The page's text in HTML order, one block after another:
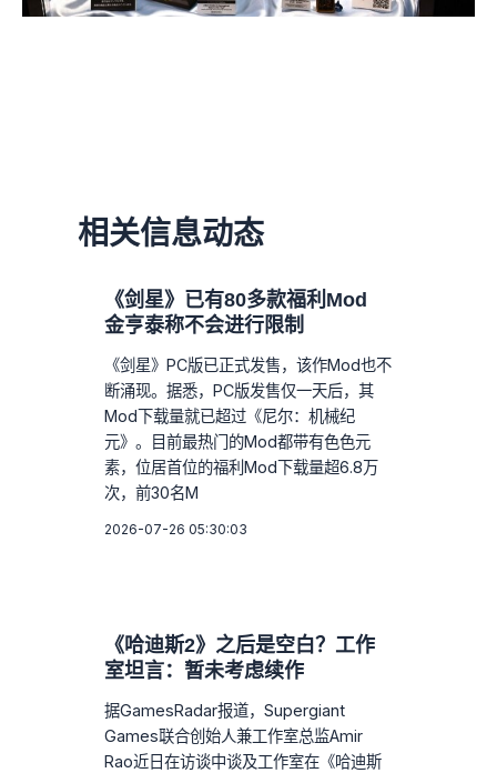
相关信息动态
《剑星》已有80多款福利Mod
金亨泰称不会进行限制
《剑星》PC版已正式发售，该作Mod也不
断涌现。据悉，PC版发售仅一天后，其
Mod下载量就已超过《尼尔：机械纪
元》。目前最热门的Mod都带有色色元
素，位居首位的福利Mod下载量超6.8万
次，前30名M
2026-07-26 05:30:03
《哈迪斯2》之后是空白？工作
室坦言：暂未考虑续作
据GamesRadar报道，Supergiant
Games联合创始人兼工作室总监Amir
Rao近日在访谈中谈及工作室在《哈迪斯